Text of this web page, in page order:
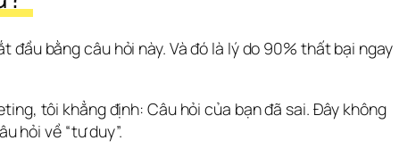
đầu bằng câu hỏi này. Và đó là lý do 90% thất bại ngay
tôi khẳng định: Câu hỏi của bạn đã sai. Đây không
hỏi về “tư duy”.